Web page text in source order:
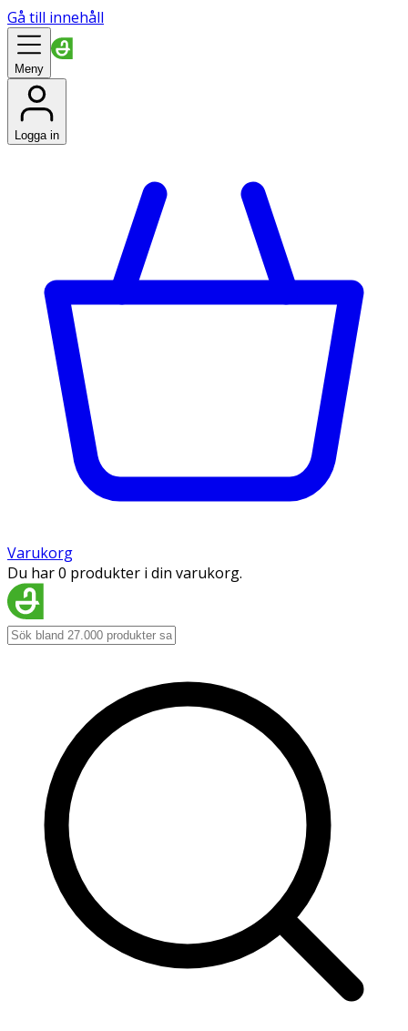
Gå till innehåll
Meny
Logga in
Varukorg
Du har 0 produkter i din varukorg.